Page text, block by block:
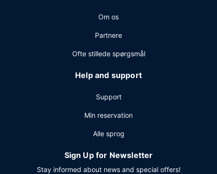
Om os
Partnere
Ofte stillede spørgsmål
Help and support
Support
Min reservation
Alle sprog
Sign Up for Newsletter
Stay informed about news and special offers!